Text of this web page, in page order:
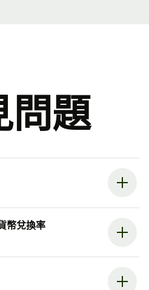
問題
幣兌換率